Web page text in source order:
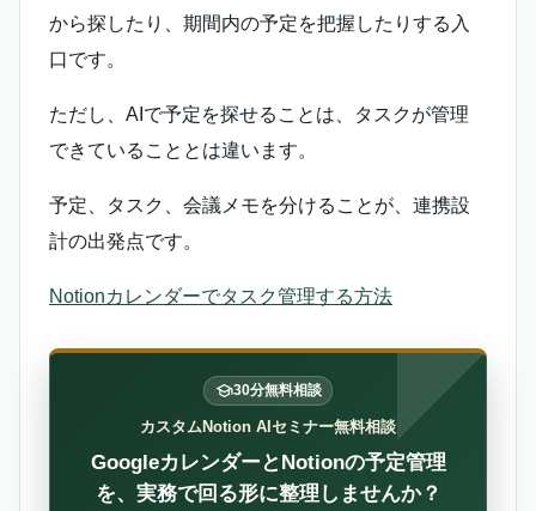
から探したり、期間内の予定を把握したりする入
口です。
ただし、AIで予定を探せることは、タスクが管理
できていることとは違います。
予定、タスク、会議メモを分けることが、連携設
計の出発点です。
Notionカレンダーでタスク管理する方法
30分無料相談
カスタムNotion AIセミナー無料相談
GoogleカレンダーとNotionの予定管理
を、実務で回る形に整理しませんか？